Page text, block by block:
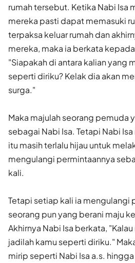
rumah tersebut. Ketika Nabi Isa
mereka pasti dapat memasuki
terpaksa keluar rumah dan
mereka, maka ia berkata
"Siapakah di antara kalian yang
seperti diriku? Kelak dia akan
surga."
Maka majulah seorang pemuda
sebagai Nabi Isa. Tetapi Nabi
itu masih terlalu hijau untuk
mengulangi permintaannya
kali.
Tetapi setiap kali ia mengulangi
seorang pun yang berani maju
Akhirnya Nabi Isa berkata,
jadilah kamu seperti diriku."
mirip seperti Nabi Isa a.s.